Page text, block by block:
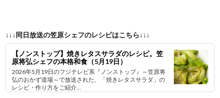
↓↓↓同日放送の笠原シェフのレシピはこちら↓↓↓
【ノンストップ】焼きレタスサラダのレシピ。笠
原将弘シェフの本格和食（5月19日）
2026年5月19日のフジテレビ系『ノンストップ』～笠原将
弘のおかず道場～で放送された、「焼きレタスサラダ」の
レシピ・作り方をご紹介...